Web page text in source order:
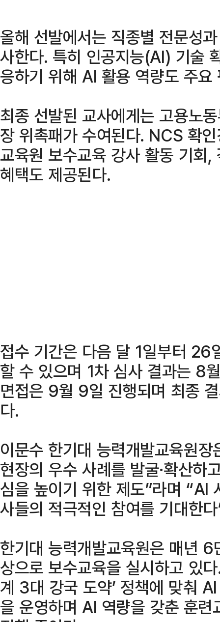
올해 선발에서는 직종별 전문성
사한다. 특히 인공지능(AI) 기술
응하기 위해 AI 활용 역량도 주
최종 선발된 교사에게는 고용노
장 위촉패가 수여된다. NCS 확
교육원 보수교육 강사 활동 기회
혜택도 제공된다.
접수 기간은 다음 달 1일부터 26
할 수 있으며 1차 심사 결과는 8
면접은 9월 9일 진행되며 최종
다.
이문수 한기대 능력개발교육원
현장의 우수 사례를 발굴·확산하
심을 높이기 위한 제도”라며 “AI
사들의 적극적인 참여를 기대한
한기대 능력개발교육원은 매년 6
상으로 보수교육을 실시하고 있
계 3대 강국 도약’ 정책에 맞춰
을 운영하며 AI 역량을 갖춘 훈